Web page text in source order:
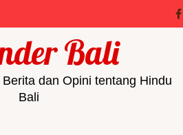
Bali
dan Opini tentang Hindu
Bali